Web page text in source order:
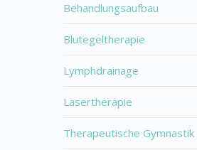
Behandlungsaufbau
Blutegeltherapie
Lymphdrainage
Lasertherapie
Therapeutische Gymnastik